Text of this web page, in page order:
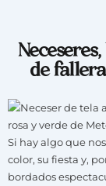
de
Si hay algo que
color, su fiesta y,
bordados